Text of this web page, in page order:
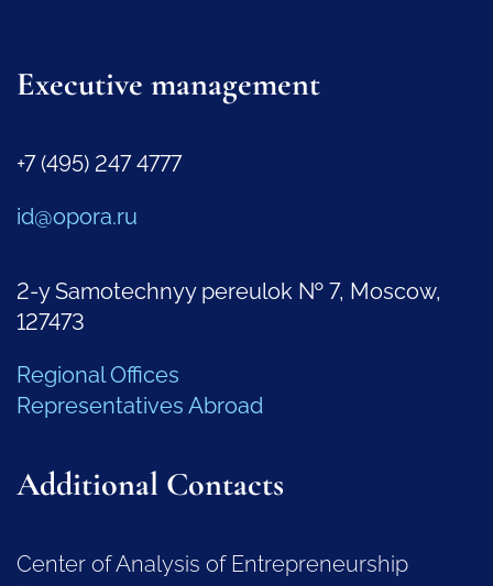
Executive management
+7 (495) 247 4777
id@opora.ru
2-y Samotechnyy pereulok № 7, Moscow,
127473
Regional Offices
Representatives Abroad
Additional Contacts
Center of Analysis of Entrepreneurship